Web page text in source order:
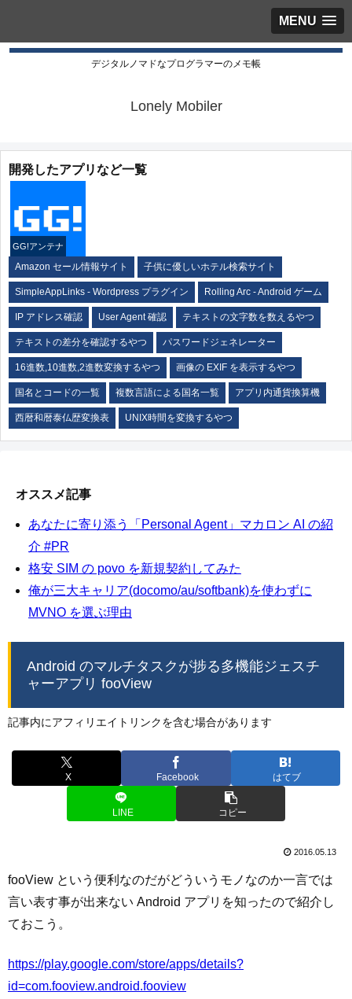
MENU
デジタルノマドなプログラマーのメモ帳
Lonely Mobiler
開発したアプリなど一覧
GG!アンテナ
Amazon セール情報サイト 子供に優しいホテル検索サイト
SimpleAppLinks - Wordpress プラグイン Rolling Arc - Android ゲーム
IP アドレス確認 User Agent 確認 テキストの文字数を数えるやつ
テキストの差分を確認するやつ パスワードジェネレーター
16進数,10進数,2進数変換するやつ 画像の EXIF を表示するやつ
国名とコードの一覧 複数言語による国名一覧 アプリ内通貨換算機
西暦和暦泰仏歴変換表 UNIX時間を変換するやつ
オススメ記事
あなたに寄り添う「Personal Agent」マカロン AI の紹
介 #PR
格安 SIM の povo を新規契約してみた
俺が三大キャリア(docomo/au/softbank)を使わずに
MVNO を選ぶ理由
Android のマルチタスクが捗る多機能ジェスチ
ャーアプリ fooView
記事内にアフィリエイトリンクを含む場合があります
X Facebook はてブ
LINE コピー
2016.05.13
fooView という便利なのだがどういうモノなのか一言では
言い表す事が出来ない Android アプリを知ったので紹介し
ておこう。
https://play.google.com/store/apps/details?
id=com.fooview.android.fooview